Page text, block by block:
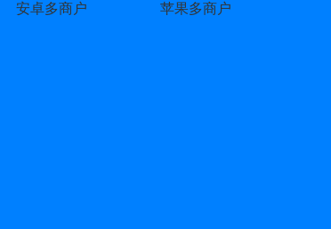
安卓多商户 苹果多商户